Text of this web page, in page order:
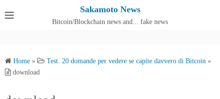
Sakamoto News
Bitcoin/Blockchain news and... fake news
Home » Test. 20 domande per vedere se capite davvero di Bitcoin »
download